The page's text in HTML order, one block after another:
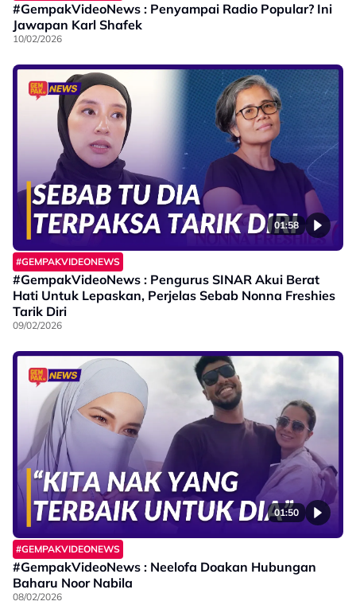
#GempakVideoNews : Penyampai Radio Popular? Ini
Jawapan Karl Shafek
10/02/2026
01:58
#GEMPAKVIDEONEWS
#GempakVideoNews : Pengurus SINAR Akui Berat
Hati Untuk Lepaskan, Perjelas Sebab Nonna Freshies
Tarik Diri
09/02/2026
01:50
#GEMPAKVIDEONEWS
#GempakVideoNews : Neelofa Doakan Hubungan
Baharu Noor Nabila
08/02/2026